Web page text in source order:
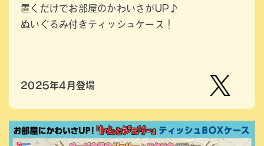
置くだけでお部屋のかわいさがUP♪
ぬいぐるみ付きティッシュケース！
2025年4月登場
ーナッ
ツクラ